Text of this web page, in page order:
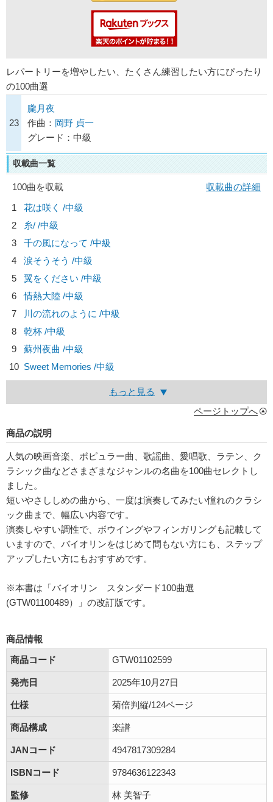
レパートリーを増やしたい、たくさん練習したい方にぴったり
の100曲選
23
朧月夜
作曲： 岡野 貞一
グレード：中級
収載曲一覧
100曲を収載
収載曲の詳細
1
花は咲く /中級
2
糸/ /中級
3
千の風になって /中級
4
涙そうそう /中級
5
翼をください /中級
6
情熱大陸 /中級
7
川の流れのように /中級
8
乾杯 /中級
9
蘇州夜曲 /中級
10 Sweet Memories /中級
もっと見る
ページトップへ
商品の説明
人気の映画音楽、ポピュラー曲、歌謡曲、愛唱歌、ラテン、ク
ラシック曲などさまざまなジャンルの名曲を100曲セレクトし
ました。
短いやさししめの曲から、一度は演奏してみたい憧れのクラシ
ック曲まで、幅広い内容です。
演奏しやすい調性で、ボウイングやフィンガリングも記載して
いますので、バイオリンをはじめて間もない方にも、ステップ
アップしたい方にもおすすめです。
※本書は「バイオリン スタンダード100曲選
(GTW01100489）」の改訂版です。
商品情報
商品コード
GTW01102599
発売日 2025年10月27日
仕様 菊倍判縦/124ページ
商品構成 楽譜
JANコード 4947817309284
ISBNコード 9784636122343
監修 林 美智子